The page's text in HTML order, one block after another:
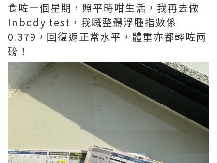
食咗一個星期，照平時咁生活，我再去做
Inbody test，我嘅整體浮腫指數係
0.379，回復返正常水平，體重亦都輕咗兩
磅！